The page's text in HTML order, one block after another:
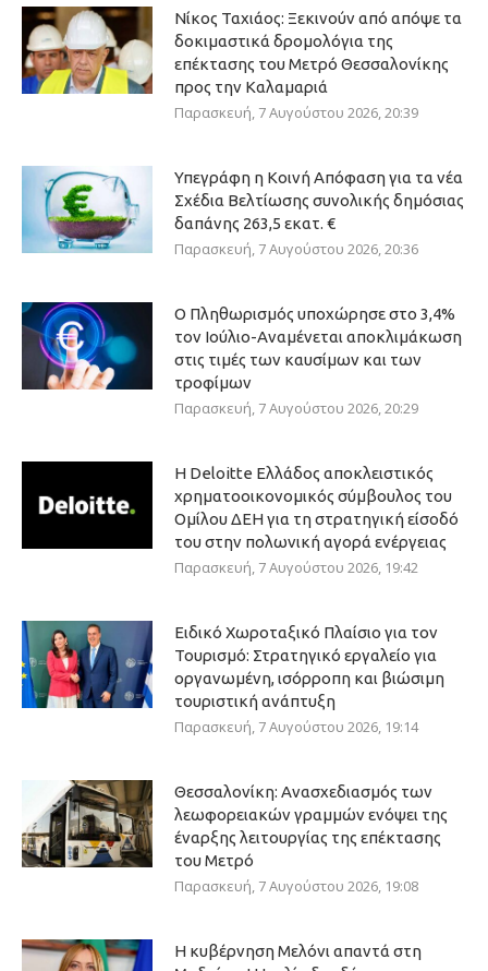
Νίκος Ταχιάος: Ξεκινούν από απόψε τα
δοκιμαστικά δρομολόγια της
επέκτασης του Μετρό Θεσσαλονίκης
προς την Καλαμαριά
Παρασκευή, 7 Αυγούστου 2026, 20:39
Υπεγράφη η Κοινή Απόφαση για τα νέα
Σχέδια Βελτίωσης συνολικής δημόσιας
δαπάνης 263,5 εκατ. €
Παρασκευή, 7 Αυγούστου 2026, 20:36
Ο Πληθωρισμός υποχώρησε στο 3,4%
τον Ιούλιο-Αναμένεται αποκλιμάκωση
στις τιμές των καυσίμων και των
τροφίμων
Παρασκευή, 7 Αυγούστου 2026, 20:29
Η Deloitte Ελλάδος αποκλειστικός
χρηματοοικονομικός σύμβουλος του
Ομίλου ΔΕΗ για τη στρατηγική είσοδό
του στην πολωνική αγορά ενέργειας
Παρασκευή, 7 Αυγούστου 2026, 19:42
Ειδικό Χωροταξικό Πλαίσιο για τον
Τουρισμό: Στρατηγικό εργαλείο για
οργανωμένη, ισόρροπη και βιώσιμη
τουριστική ανάπτυξη
Παρασκευή, 7 Αυγούστου 2026, 19:14
Θεσσαλονίκη: Ανασχεδιασμός των
λεωφορειακών γραμμών ενόψει της
έναρξης λειτουργίας της επέκτασης
του Μετρό
Παρασκευή, 7 Αυγούστου 2026, 19:08
Η κυβέρνηση Μελόνι απαντά στη